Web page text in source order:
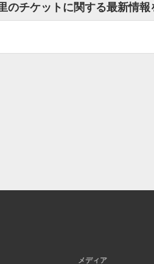
チケットに関する最新情報
メディア